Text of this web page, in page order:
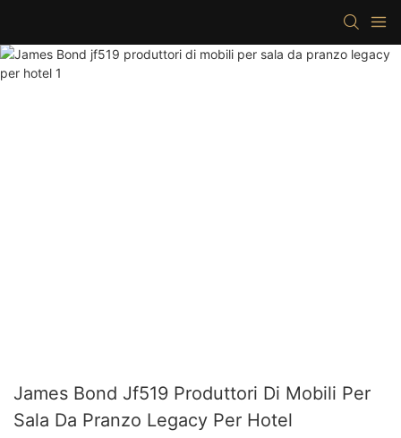
James Bond Jf519 Produttori Di Mobili Per
Sala Da Pranzo Legacy Per Hotel